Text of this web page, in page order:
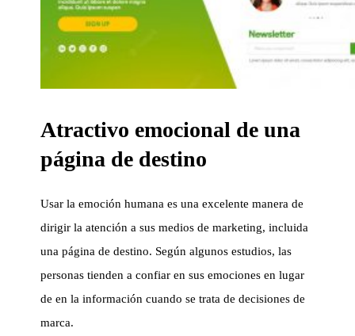
Atractivo emocional de una
página de destino
Usar la emoción humana es una excelente manera de
dirigir la atención a sus medios de marketing, incluida
una página de destino. Según algunos estudios, las
personas tienden a confiar en sus emociones en lugar
de en la información cuando se trata de decisiones de
marca.